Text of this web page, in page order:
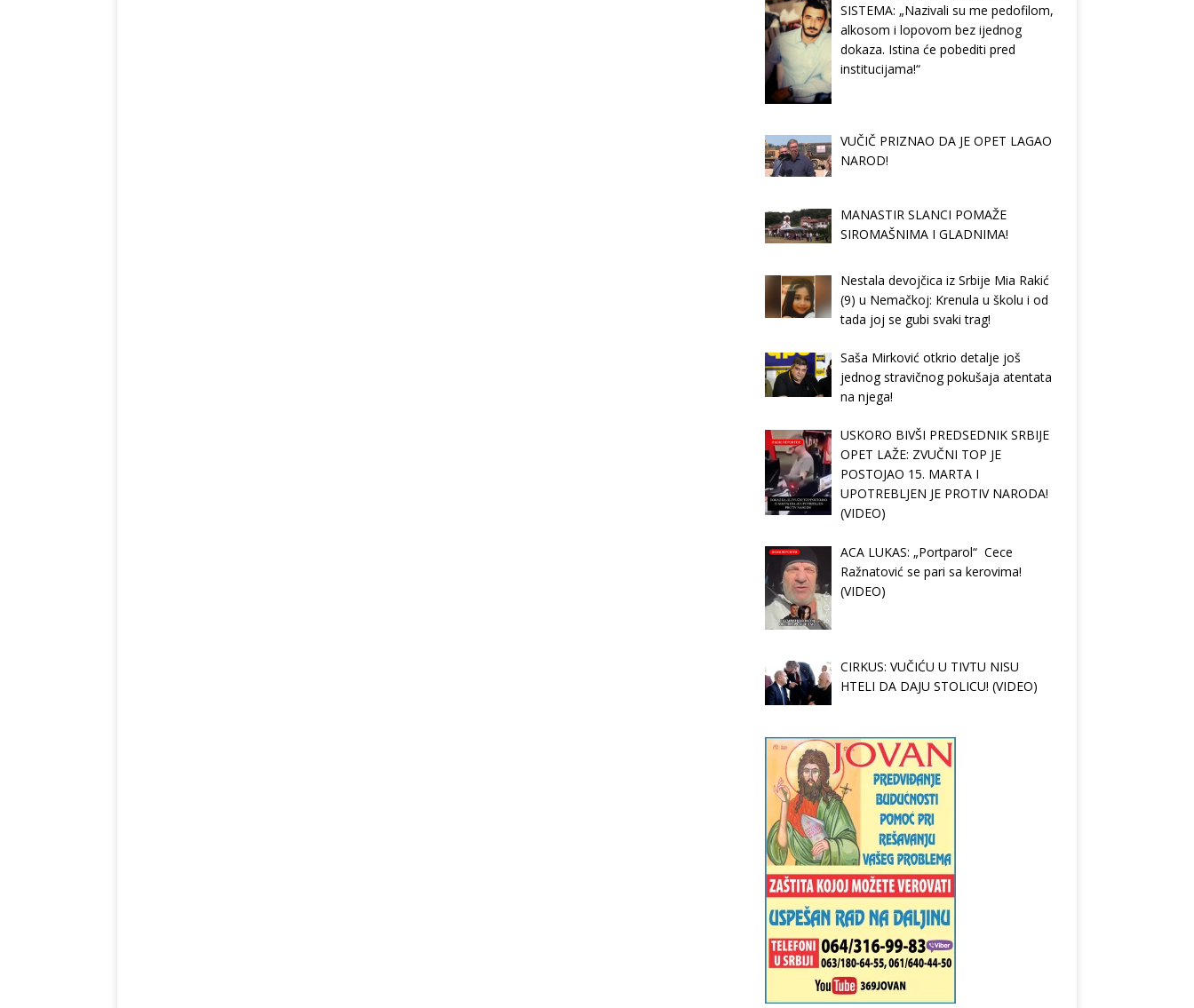
SISTEMA: „Nazivali su me pedofilom,
alkosom i lopovom bez ijednog
dokaza. Istina će pobediti pred
institucijama!“
VUČIČ PRIZNAO DA JE OPET LAGAO
NAROD!
MANASTIR SLANCI POMAŽE
SIROMAŠNIMA I GLADNIMA!
Nestala devojčica iz Srbije Mia Rakić
(9) u Nemačkoj: Krenula u školu i od
tada joj se gubi svaki trag!
Saša Mirković otkrio detalje još
jednog stravičnog pokušaja atentata
na njega!
USKORO BIVŠI PREDSEDNIK SRBIJE
OPET LAŽE: ZVUČNI TOP JE
POSTOJAO 15. MARTA I
UPOTREBLJEN JE PROTIV NARODA!
(VIDEO)
ACA LUKAS: „Portparol“ Cece
Ražnatović se pari sa kerovima!
(VIDEO)
CIRKUS: VUČIĆU U TIVTU NISU
HTELI DA DAJU STOLICU! (VIDEO)